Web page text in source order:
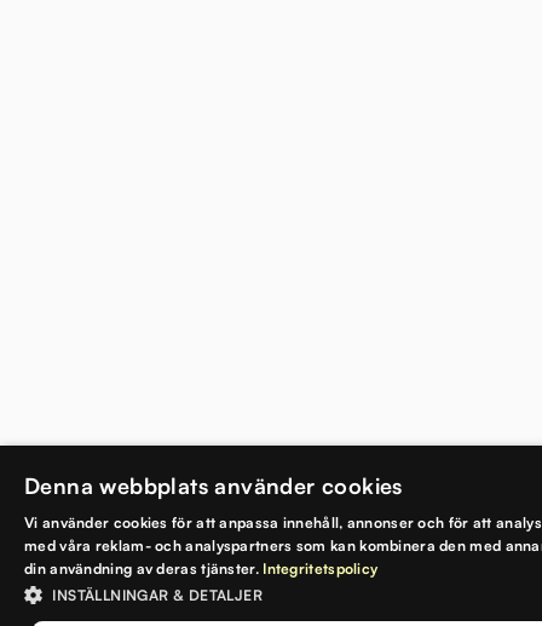
Denna webbplats använder cookies
Vi använder cookies för att anpassa innehåll, annonser och för att
med våra reklam- och analyspartners som kan kombinera den med
din användning av deras tjänster. Integritetspolicy
INSTÄLLNINGAR & DETALJER